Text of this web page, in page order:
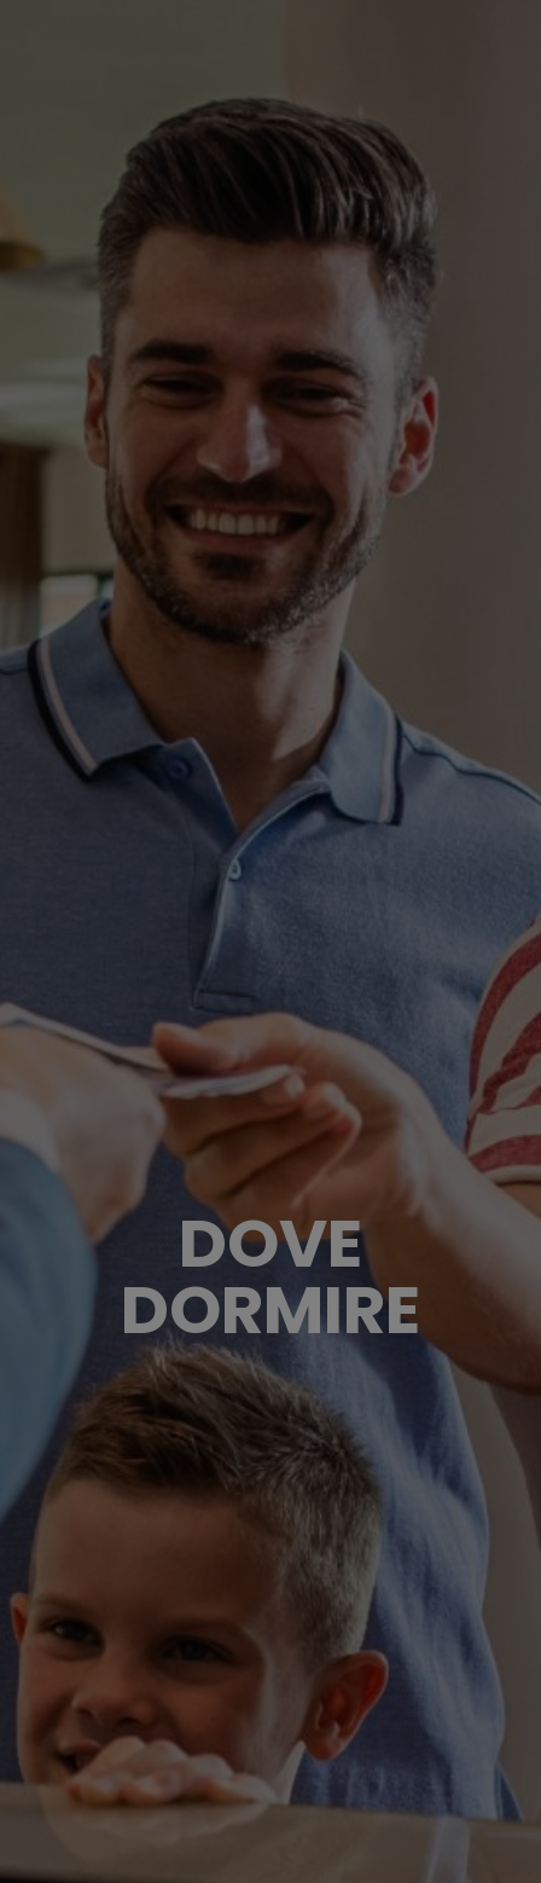
DOVE
DORMIRE